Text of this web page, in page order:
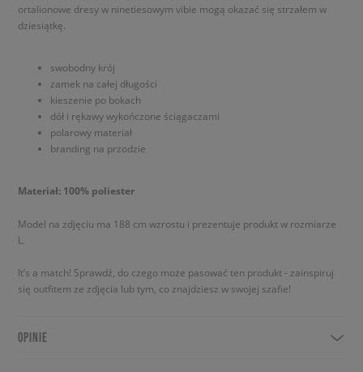
ortalionowe dresy w ninetiesowym vibie mogą okazać się strzałem w
dziesiątkę.
swobodny krój
zamek na całej długości
kieszenie po bokach
dół i rękawy wykończone ściągaczami
polarowy materiał
branding na przodzie
Materiał: 100% poliester
Model na zdjęciu ma 188 cm wzrostu i prezentuje produkt w rozmiarze
L.
It’s a match! Sprawdź, do czego może pasować ten produkt - zainspiruj
się outfitem ze zdjęcia lub tym, co znajdziesz w swojej szafie!
OPINIE